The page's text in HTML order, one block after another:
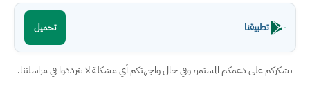
تطبيقنا تحميل
نشكركم على دعمكم المستمر، وفي حال واجهتكم أي مشكلة لا تترددوا في مراسلتنا.